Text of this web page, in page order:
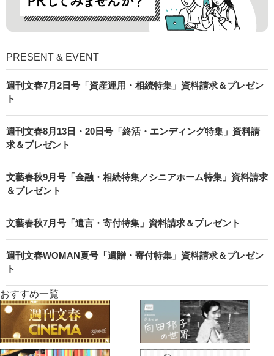
PRESENT & EVENT
週刊文春7月2日号「資産運用・相続特集」資料請求＆プレゼン
ト
週刊文春8月13日・20日号「終活・エンディング特集」資料請
求＆プレゼント
文藝春秋9月号「金融・相続特集／シニアホーム特集」資料請求
＆プレゼント
文藝春秋7月号「遺言・寄付特集」資料請求＆プレゼント
週刊文春WOMAN夏号「遺贈・寄付特集」資料請求＆プレゼン
ト
おすすめ一覧